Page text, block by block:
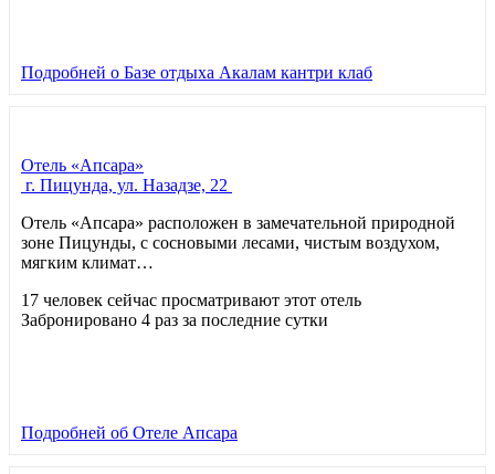
Подробней о Базе отдыха Акалам кантри клаб
Отель «Апсара»
г. Пицунда, ул. Назадзе, 22
Отель «Апсара» расположен в замечательной природной
зоне Пицунды, с сосновыми лесами, чистым воздухом,
мягким климат…
17 человек сейчас просматривают этот отель
Забронировано 4 раз за последние сутки
Подробней об Отеле Апсара